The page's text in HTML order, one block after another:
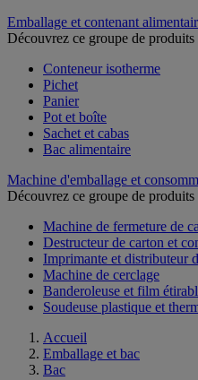
Emballage et contenant
Découvrez ce groupe de produits
Conteneur isotherme
Pichet
Panier
Pot et boîte
Sachet et cabas
Bac alimentaire
Machine d'emballage et
Découvrez ce groupe de produits
Machine de fermeture de
Destructeur de carton et
Imprimante et distributeur
Machine de cerclage
Banderoleuse et film
Soudeuse plastique et
Accueil
Emballage et bac
Bac